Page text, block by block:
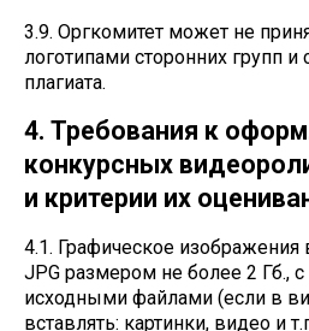
3.9. Оргкомитет может не
логотипами сторонних групп и
плагиата.
4. Требования к
конкурсных
и критерии их
4.1. Графическое изображения
JPG размером не более 2 Гб.,
исходными файлами (если в
вставлять: картинки, видео и